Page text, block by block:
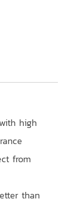
high
from
than